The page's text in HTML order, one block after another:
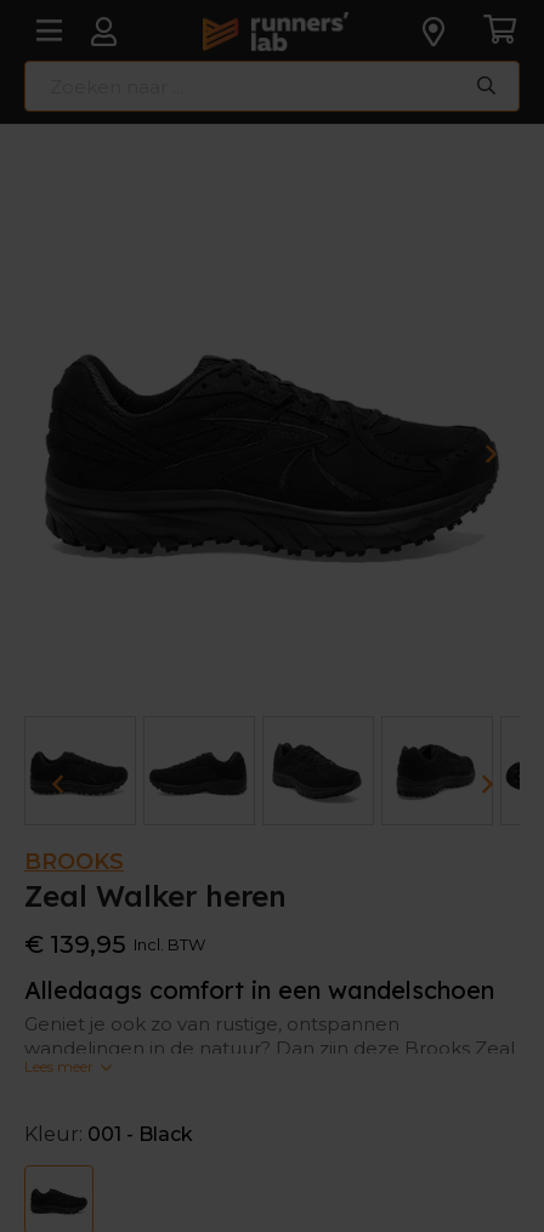
BROOKS
Zeal Walker heren
€ 139,95 Incl. BTW
Alledaags comfort in een wandelschoen
Geniet je ook zo van rustige, ontspannen
wandelingen in de natuur? Dan zijn deze Brooks Zeal
Walker wandelschoenen helemaal jouw ding. Het
stap, en dankzij de stevige buitenkant zijn je voeten
en tenen extra beschermd tegen hobbelige
ondergronden of uitstekende obstakels. Neem alle
tijd tijdens het wandelen, zodat je optimaal kan
genieten van deze Brooks wandelschoenen.
Lees meer
Kleur: 001 - Black